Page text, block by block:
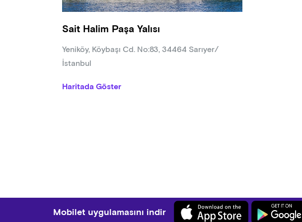
devam etmekte olup, bu alandaki bilgisini ve pratiğini daha da
Sait Halim Paşa Yalısı
Yeniköy, Köybaşı Cd. No:83, 34464 Sarıyer/
İstanbul
Haritada Göster
Mobilet uygulamasını indir